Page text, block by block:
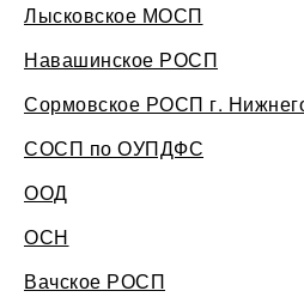
Лысковское МОСП
Навашинское РОСП
Сормовское РОСП г.
СОСП по ОУПДФС
ООД
ОСН
Вачское РОСП